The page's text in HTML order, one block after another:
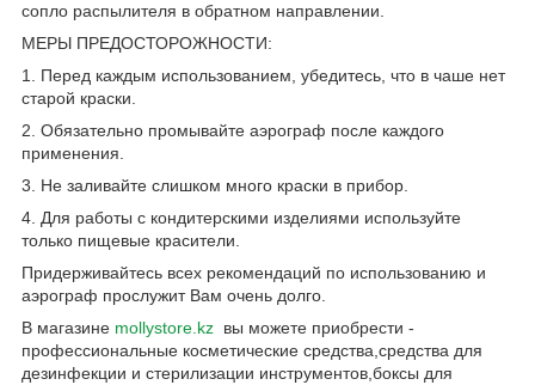
сопло распылителя в обратном направлении.
МЕРЫ ПРЕДОСТОРОЖНОСТИ:
1. Перед каждым использованием, убедитесь, что в чаше нет
старой краски.
2. Обязательно промывайте аэрограф после каждого
применения.
3. Не заливайте слишком много краски в прибор.
4. Для работы с кондитерскими изделиями используйте
только пищевые красители.
Придерживайтесь всех рекомендаций по использованию и
аэрограф прослужит Вам очень долго.
В магазине mollystore.kz вы можете приобрести -
профессиональные косметические средства,средства для
дезинфекции и стерилизации инструментов,боксы для